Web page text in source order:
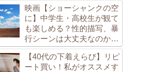
映画【ショーシャンクの空
に】中学生・高校生が観て
も楽しめる？性的描写、暴
行シーンは大丈夫なのか
な？
【40代の下着えらび】リピ
ート買い！私がオススメす